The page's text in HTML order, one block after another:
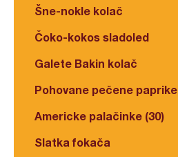
Šne-nokle kolač
Čoko-kokos sladoled
Galete Bakin kolač
Pohovane pečene paprike
Americke palačinke (30)
Slatka fokača